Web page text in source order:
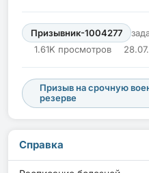
Призывник-1004277
1.61K просмотров
Призыв на срочную
резерве
Справка